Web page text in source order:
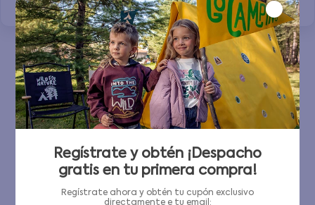
Regístrate y obtén ¡Despacho
gratis en tu primera compra!
Regístrate ahora y obtén tu cupón exclusivo
directamente e tu email: